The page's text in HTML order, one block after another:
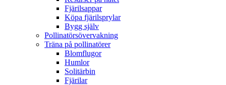
Fjärilsappar
Köpa fjärilsprylar
Bygg själv
Pollinatörsövervakning
Träna på pollinatörer
Blomflugor
Humlor
Solitärbin
Fjärilar